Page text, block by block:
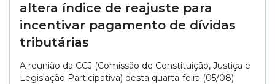
altera índice de reajuste para
incentivar pagamento de dívidas
tributárias
A reunião da CCJ (Comissão de Constituição, Justiça e
Legislação Participativa) desta quarta-feira (05/08)